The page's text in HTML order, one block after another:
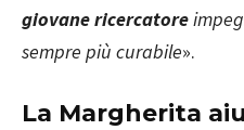
giovane ricercatore
sempre più curabile».
La Margherita